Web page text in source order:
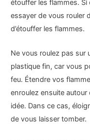
étouffer les flammes.
essayer de vous rouler
d’étouffer les flammes.
Ne vous roulez pas sur
plastique fin, car vous
feu. Étendre vos
enroulez ensuite
idée. Dans ce cas,
de vous laisser tomber.